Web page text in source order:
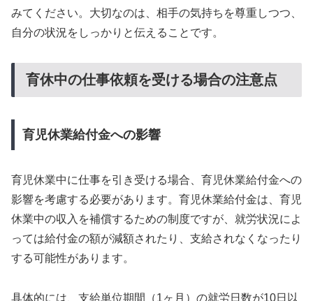
みてください。大切なのは、相手の気持ちを尊重しつつ、
自分の状況をしっかりと伝えることです。
育休中の仕事依頼を受ける場合の注意点
育児休業給付金への影響
育児休業中に仕事を引き受ける場合、育児休業給付金への
影響を考慮する必要があります。育児休業給付金は、育児
休業中の収入を補償するための制度ですが、就労状況によ
っては給付金の額が減額されたり、支給されなくなったり
する可能性があります。
具体的には、支給単位期間（1ヶ月）の就労日数が10日以